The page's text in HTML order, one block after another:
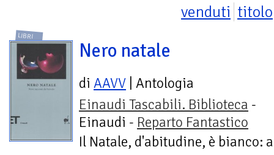
venduti titolo
LIBRI
Nero natale
di AAVV | Antologia
Einaudi Tascabili. Biblioteca -
Einaudi - Reparto Fantastico
Il Natale, d'abitudine, è bianco: